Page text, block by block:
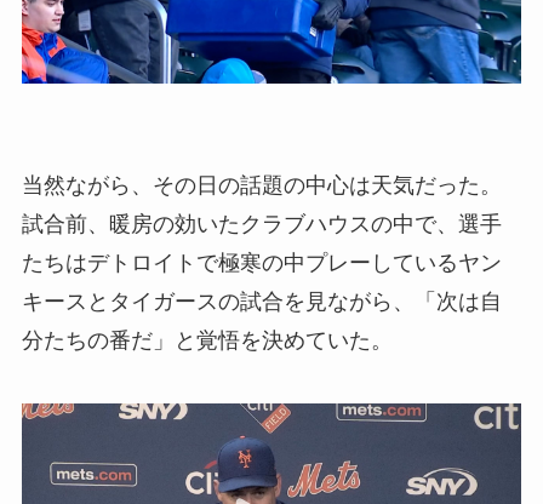
当然ながら、その日の話題の中心は天気だった。
試合前、暖房の効いたクラブハウスの中で、選手
たちはデトロイトで極寒の中プレーしているヤン
キースとタイガースの試合を見ながら、「次は自
分たちの番だ」と覚悟を決めていた。